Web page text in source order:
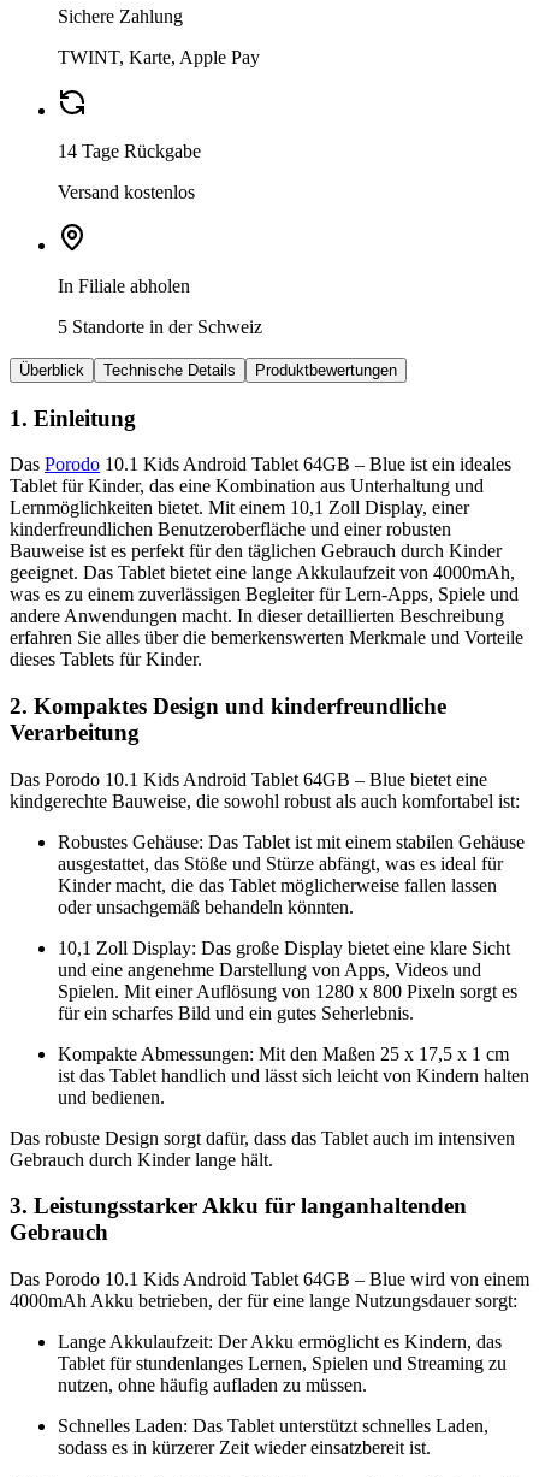
Sichere Zahlung
TWINT, Karte, Apple Pay
14 Tage Rückgabe
Versand kostenlos
In Filiale abholen
5 Standorte in der Schweiz
Überblick Technische Details Produktbewertungen
1. Einleitung
Das Porodo 10.1 Kids Android Tablet 64GB – Blue ist ein ideales
Tablet für Kinder, das eine Kombination aus Unterhaltung und
Lernmöglichkeiten bietet. Mit einem 10,1 Zoll Display, einer
kinderfreundlichen Benutzeroberfläche und einer robusten
Bauweise ist es perfekt für den täglichen Gebrauch durch Kinder
geeignet. Das Tablet bietet eine lange Akkulaufzeit von 4000mAh,
was es zu einem zuverlässigen Begleiter für Lern-Apps, Spiele und
andere Anwendungen macht. In dieser detaillierten Beschreibung
erfahren Sie alles über die bemerkenswerten Merkmale und Vorteile
dieses Tablets für Kinder.
2. Kompaktes Design und kinderfreundliche
Verarbeitung
Das Porodo 10.1 Kids Android Tablet 64GB – Blue bietet eine
kindgerechte Bauweise, die sowohl robust als auch komfortabel ist:
Robustes Gehäuse: Das Tablet ist mit einem stabilen Gehäuse
ausgestattet, das Stöße und Stürze abfängt, was es ideal für
Kinder macht, die das Tablet möglicherweise fallen lassen
oder unsachgemäß behandeln könnten.
10,1 Zoll Display: Das große Display bietet eine klare Sicht
und eine angenehme Darstellung von Apps, Videos und
Spielen. Mit einer Auflösung von 1280 x 800 Pixeln sorgt es
für ein scharfes Bild und ein gutes Seherlebnis.
Kompakte Abmessungen: Mit den Maßen 25 x 17,5 x 1 cm
ist das Tablet handlich und lässt sich leicht von Kindern halten
und bedienen.
Das robuste Design sorgt dafür, dass das Tablet auch im intensiven
Gebrauch durch Kinder lange hält.
3. Leistungsstarker Akku für langanhaltenden
Gebrauch
Das Porodo 10.1 Kids Android Tablet 64GB – Blue wird von einem
4000mAh Akku betrieben, der für eine lange Nutzungsdauer sorgt:
Lange Akkulaufzeit: Der Akku ermöglicht es Kindern, das
Tablet für stundenlanges Lernen, Spielen und Streaming zu
nutzen, ohne häufig aufladen zu müssen.
Schnelles Laden: Das Tablet unterstützt schnelles Laden,
sodass es in kürzerer Zeit wieder einsatzbereit ist.